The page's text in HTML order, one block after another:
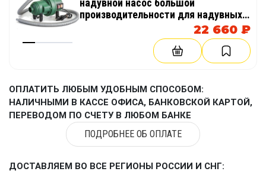
производительности для надувных
изделий, аттракционов, палаток,
22 660 ₽
ОПЛАТИТЬ ЛЮБЫМ УДОБНЫМ СПОСОБОМ:
НАЛИЧНЫМИ В КАССЕ ОФИСА, БАНКОВСКОЙ КАРТОЙ,
ПЕРЕВОДОМ ПО СЧЕТУ В ЛЮБОМ БАНКЕ
ПОДРОБНЕЕ ОБ ОПЛАТЕ
ДОСТАВЛЯЕМ ВО ВСЕ РЕГИОНЫ РОССИИ И СНГ: